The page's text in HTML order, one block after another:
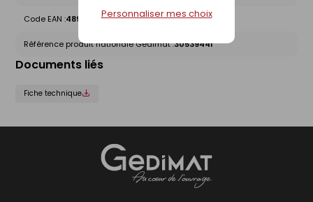
Personnaliser mes choix
Code EAN :4894863201768
Référence produit nationale Gedimat :30539441
Documents liés
Fiche technique